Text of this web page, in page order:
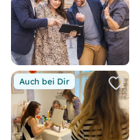
Auch bei Dir